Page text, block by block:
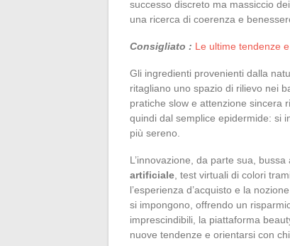
successo discreto ma massiccio dei
una ricerca di coerenza e
Consigliato : Le ultime tendenze
Gli ingredienti provenienti dalla
ritagliano uno spazio di rilievo nei
pratiche slow e attenzione sincera
quindi dal semplice epidermide: si
più sereno.
L’innovazione, da parte sua,
artificiale , test virtuali di colori
l’esperienza d’acquisto e la
si impongono, offrendo un
imprescindibili, la piattaforma
nuove tendenze e orientarsi con